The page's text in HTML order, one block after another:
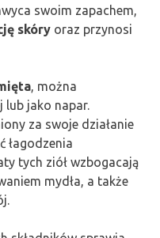
swoim zapachem,
skóry oraz przynosi
, można
lub jako napar.
za swoje działanie
łagodzenia
tych ziół wzbogacają
mydła, a także